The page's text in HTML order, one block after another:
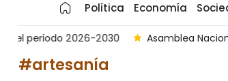
Política Economía
Asamblea Nacional de Vietnam
#artesanía